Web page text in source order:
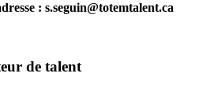
: s.seguin@totemtalent.ca
de talent